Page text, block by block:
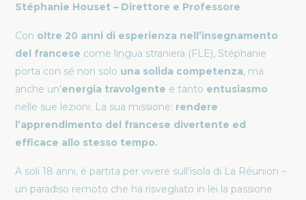
Stéphanie Houset – Direttore e Professore
Con oltre 20 anni di esperienza nell’insegnamento
del francese come lingua straniera (FLE), Stéphanie
porta con sé non solo una solida competenza, ma
anche un’energia travolgente e tanto entusiasmo
nelle sue lezioni. La sua missione: rendere
l’apprendimento del francese divertente ed
efficace allo stesso tempo.
A soli 18 anni, è partita per vivere sull’isola di La Réunion –
un paradiso remoto che ha risvegliato in lei la passione